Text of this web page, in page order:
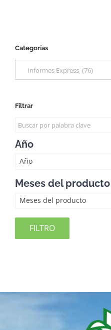
Categorías
Informes Express (76)
Filtrar
Año
Año
Meses del producto
Meses del producto
FILTRO